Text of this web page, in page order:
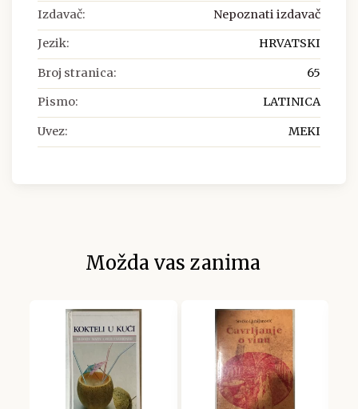
Izdavač: Nepoznati izdavač
Jezik: HRVATSKI
Broj stranica: 65
Pismo: LATINICA
Uvez: MEKI
Možda vas zanima